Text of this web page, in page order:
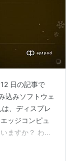
日の記事で
込みソフトウェ
、ディスプレ
ッジコンピュ
ますか？ わざ
現場でのこう